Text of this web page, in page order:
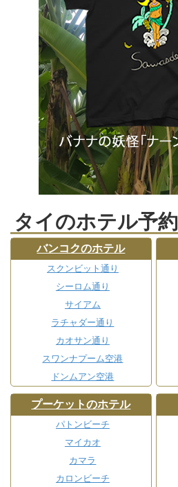
タイのホテル予約
バンコクのホテル
スクンビット通り
シーロム通り
サイアム
ラチャダー通り
カオサン通り
スワンナプーム空港
ドンムアン空港
プーケットのホテル
パトンビーチ
マイカオ
カマラ
カロンビーチ